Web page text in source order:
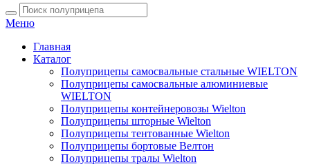
Меню
Главная
Каталог
Полуприцепы самосвальные стальные WIELTON
Полуприцепы самосвальные алюминиевые
WIELTON
Полуприцепы контейнеровозы Wielton
Полуприцепы шторные Wielton
Полуприцепы тентованные Wielton
Полуприцепы бортовые Велтон
Полуприцепы тралы Wielton